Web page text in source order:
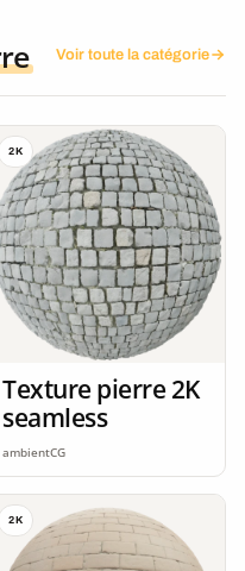
Voir toute la catégorie
2K
Texture pierre 2K
seamless
ambientCG
2K